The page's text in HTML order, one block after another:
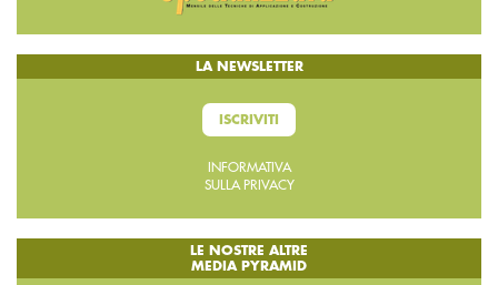
LA NEWSLETTER
ISCRIVITI
INFORMATIVA
SULLA PRIVACY
LE NOSTRE ALTRE
MEDIA PYRAMID